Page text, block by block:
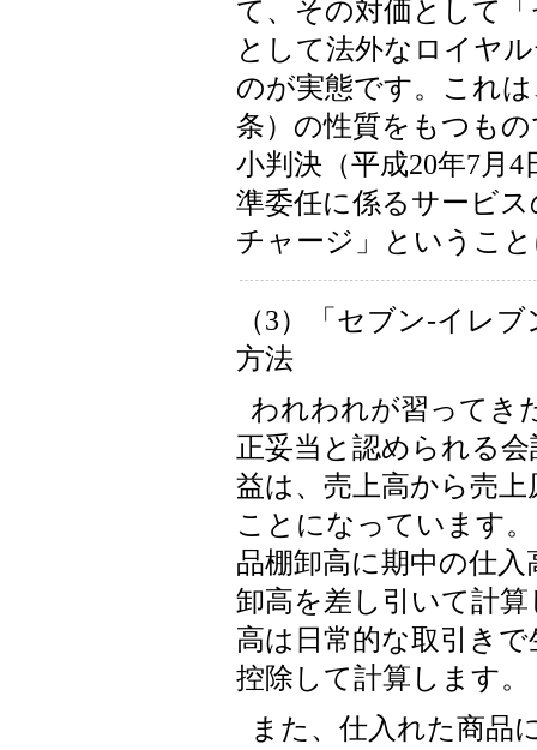
て、その対価として
として法外なロイヤ
のが実態です。これ
条）の性質をもつも
小判決（平成20年7月
準委任に係るサービ
チャージ」というこ
（3）「セブン-イレ
方法
われわれが習ってき
正妥当と認められる
益は、売上高から売
ことになっています
品棚卸高に期中の仕
卸高を差し引いて計
高は日常的な取引き
控除して計算します。
また、仕入れた商品